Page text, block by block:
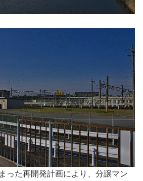
った再開発計画により、分譲マン